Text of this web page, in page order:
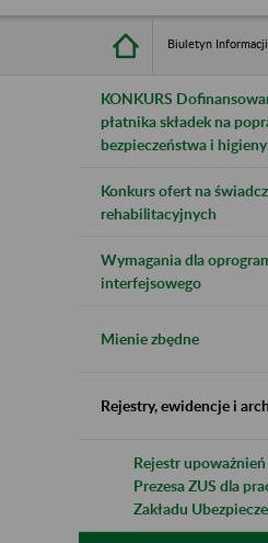
Biuletyn
KONKURS
płatnika składek na
bezpieczeństwa i
Konkurs ofert na
rehabilitacyjnych
Wymagania dla
interfejsowego
Mienie zbędne
Rejestry, ewidencje i
Rejestr
Prezesa ZUS dla
Zakładu